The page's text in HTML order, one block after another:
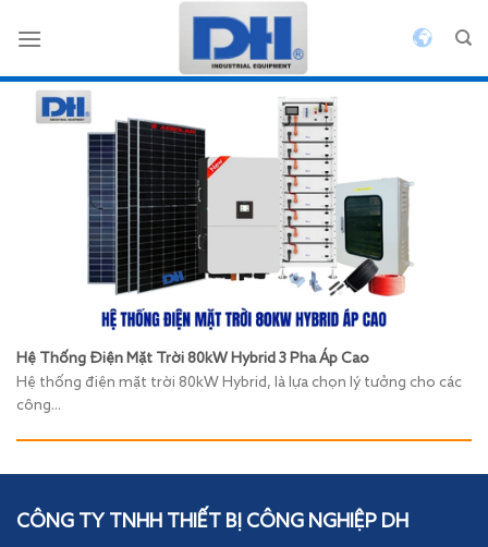
qua
dung
Hệ Thống Điện Mặt Trời 80kW Hybrid 3 Pha Áp Cao
Hệ thống điện mặt trời 80kW Hybrid, là lựa chọn lý tưởng cho các
công...
CÔNG TY TNHH THIẾT BỊ CÔNG NGHIỆP DH